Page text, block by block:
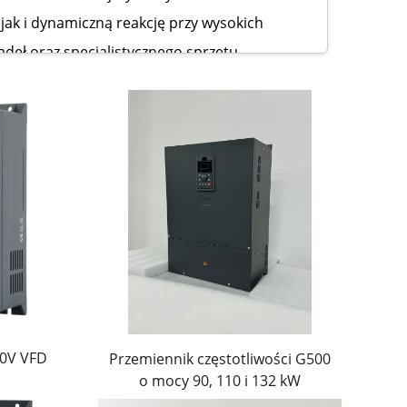
i dynamiczną reakcję przy wysokich
oraz specjalistycznego sprzętu
oraz precyzyjne obwody sterujące.
dużych obciążeniach. Zaawansowany
co czyni przetwornicę
wibracji. Konstrukcja przemysłowa
VFD
Przemiennik częstotliwości G500
o mocy 90, 110 i 132 kW